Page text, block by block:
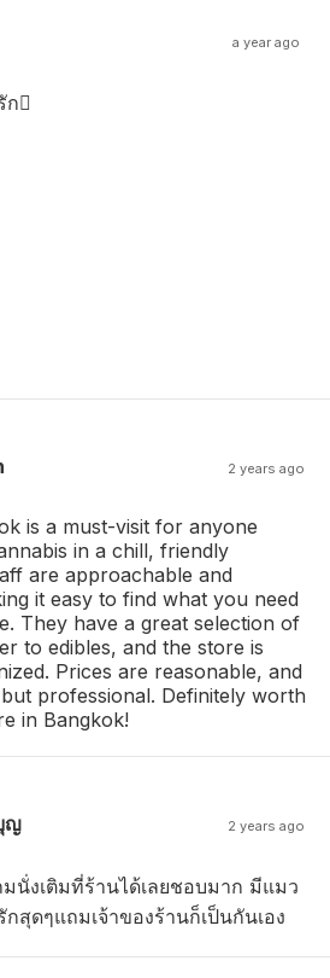
a year ago
ก
2 years ago
is a must-visit for anyone
in a chill, friendly
are approachable and
it easy to find what you need
They have a great selection of
to edibles, and the store is
Prices are reasonable, and
professional. Definitely worth
in Bangkok!
ญ 2 years ago
นั่งเติมที่ร้านได้เลยชอบมาก มีแมว
สุดๆแถมเจ้าของร้านก็เป็นกันเอง